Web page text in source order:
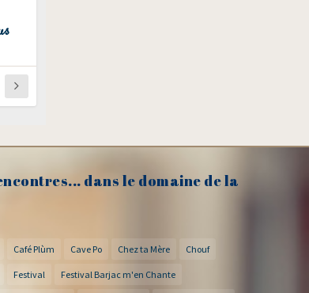
dans le domaine de la
Café Plùm Cave Po Chez ta Mère Chouf
Festival Festival Barjac m'en Chante